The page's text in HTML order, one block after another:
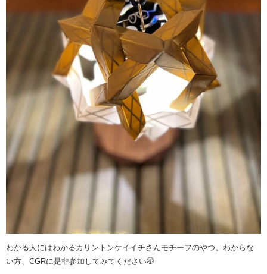
わかる人にはわかるカリントンケイイチさんモチーフのやつ。わからな
い方、CGRに是非参加してみてください🤭